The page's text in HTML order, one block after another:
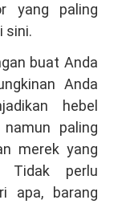
yang paling
sini.
buat Anda
Anda
hebel
paling
merek yang
Tidak perlu
apa, barang